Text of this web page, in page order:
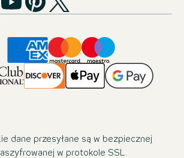
dane przesyłane są w bezpiecznej
w protokole SSL.